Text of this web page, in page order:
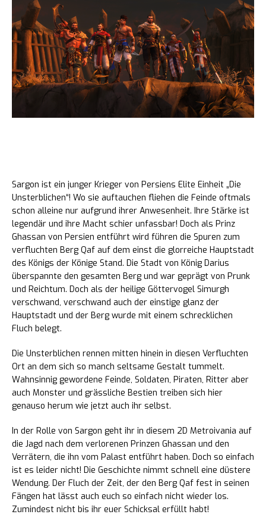
Sargon ist ein junger Krieger von Persiens Elite Einheit „Die
Unsterblichen“! Wo sie auftauchen fliehen die Feinde oftmals
schon alleine nur aufgrund ihrer Anwesenheit. Ihre Stärke ist
legendär und ihre Macht schier unfassbar! Doch als Prinz
Ghassan von Persien entführt wird führen die Spuren zum
verfluchten Berg Qaf auf dem einst die glorreiche Hauptstadt
des Königs der Könige Stand. Die Stadt von König Darius
überspannte den gesamten Berg und war geprägt von Prunk
und Reichtum. Doch als der heilige Göttervogel Simurgh
verschwand, verschwand auch der einstige glanz der
Hauptstadt und der Berg wurde mit einem schrecklichen
Fluch belegt.
Die Unsterblichen rennen mitten hinein in diesen Verfluchten
Ort an dem sich so manch seltsame Gestalt tummelt.
Wahnsinnig gewordene Feinde, Soldaten, Piraten, Ritter aber
auch Monster und grässliche Bestien treiben sich hier
genauso herum wie jetzt auch ihr selbst.
In der Rolle von Sargon geht ihr in diesem 2D Metroivania auf
die Jagd nach dem verlorenen Prinzen Ghassan und den
Verrätern, die ihn vom Palast entführt haben. Doch so einfach
ist es leider nicht! Die Geschichte nimmt schnell eine düstere
Wendung. Der Fluch der Zeit, der den Berg Qaf fest in seinen
Fängen hat lässt auch euch so einfach nicht wieder los.
Zumindest nicht bis ihr euer Schicksal erfüllt habt!